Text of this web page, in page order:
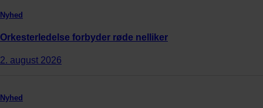
Nyhed
Orkesterledelse forbyder røde nelliker
2. august 2026
Nyhed